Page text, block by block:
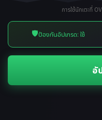
การใช้นักเตะที่
🛡️ป้องกันอัปเกรด: ใช้
อั